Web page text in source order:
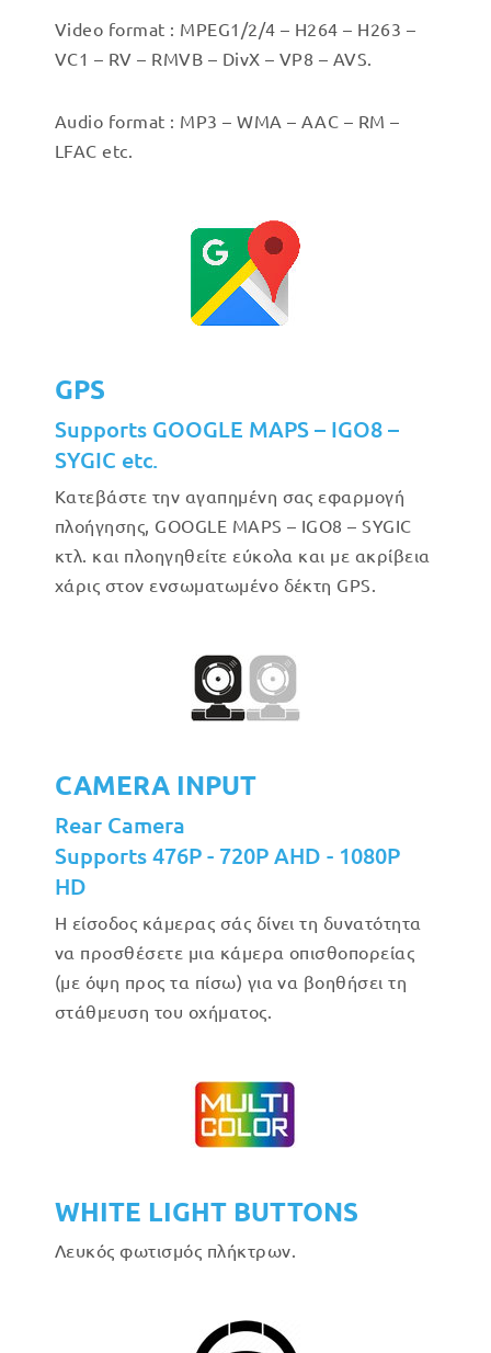
Video format : MPEG1/2/4 – H264 – H263 –
VC1 – RV – RMVB – DivX – VP8 – AVS.
Audio format : MP3 – WMA – AAC – RM –
LFAC etc.
GPS
Supports GOOGLE MAPS – IGO8 –
SYGIC etc.
Κατεβάστε την αγαπημένη σας εφαρμογή
πλοήγησης, GOOGLE MAPS – IGO8 – SYGIC
κτλ. και πλοηγηθείτε εύκολα και με ακρίβεια
χάρις στον ενσωματωμένο δέκτη GPS.
CAMERA INPUT
Rear Camera
Supports 476P - 720P AHD - 1080P
HD
Η είσοδος κάμερας σάς δίνει τη δυνατότητα
να προσθέσετε μια κάμερα οπισθοπορείας
(με όψη προς τα πίσω) για να βοηθήσει τη
στάθμευση του οχήματος.
WHITE LIGHT BUTTONS
Λευκός φωτισμός πλήκτρων.